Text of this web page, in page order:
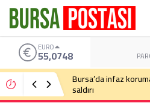
ALTIN
6.623,43
Bursa’da cadde